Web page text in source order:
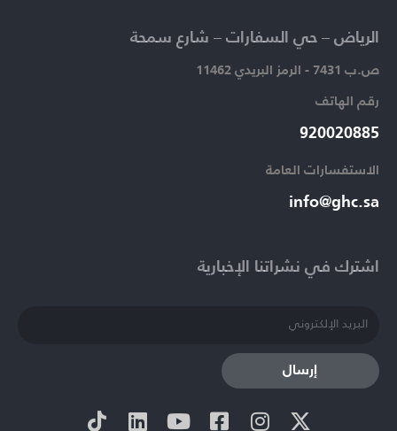
اشترك في نشراتنا الإخبارية​
إرسال
الرياض – حي السفارات – شارع سمحة​
ص.ب 7431 - الرمز البريدي 11462
رقم الهاتف​
920020885​
الاستفسارات العامة ​
info@ghc.sa​